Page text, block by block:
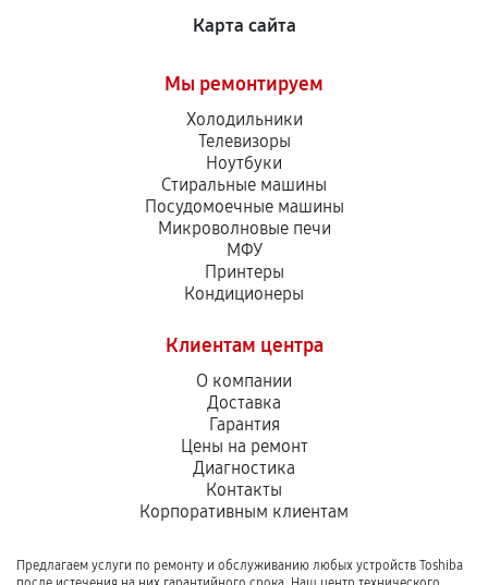
Карта сайта
Мы ремонтируем
Холодильники
Телевизоры
Ноутбуки
Стиральные машины
Посудомоечные машины
Микроволновые печи
МФУ
Принтеры
Кондиционеры
Клиентам центра
О компании
Доставка
Гарантия
Цены на ремонт
Диагностика
Контакты
Корпоративным клиентам
Предлагаем услуги по ремонту и обслуживанию любых устройств Toshiba